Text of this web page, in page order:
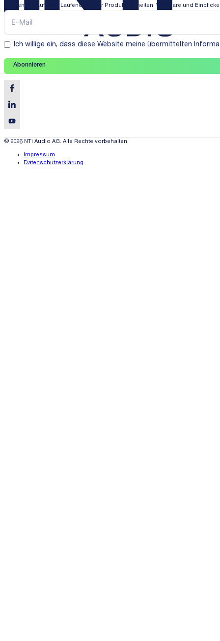
Bleiben Sie auf dem Laufenden über Produktneuheiten, Webinare und
Ich willige ein, dass diese Website meine übermittelten
Abonnieren
© 2026 NTi Audio AG. Alle Rechte vorbehalten.
Impressum
Datenschutzerklärung